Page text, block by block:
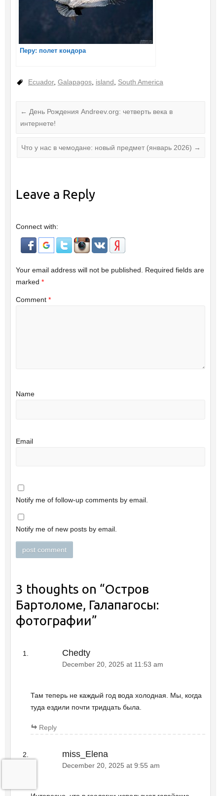
Перу: полет кондора
Ecuador, Galapagos, island South America
← День Рождения Andreev.org: четверть века в
интернете!
Что у нас в чемодане: новый предмет (январь 2026) →
Leave a Reply
Connect with:
Your email address will not be published. Required fields are
marked *
Comment *
Name
Email
Notify me of follow-up comments by email.
Notify me of new posts by email.
3 thoughts on “Остров
Бартоломе, Галапагосы:
фотографии”
Chedty
December 20, 2025 at 11:53 am
Там теперь не каждый год вода холодная. Мы, когда
туда ездили почти тридцать была.
Reply
miss_Elena
December 20, 2025 at 9:55 am